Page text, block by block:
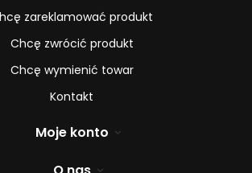
zareklamować produkt
Chcę zwrócić produkt
Chcę wymienić towar
Kontakt
Moje konto